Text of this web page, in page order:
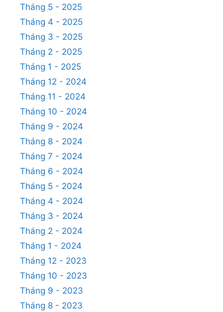
Tháng 5 - 2025
Tháng 4 - 2025
Tháng 3 - 2025
Tháng 2 - 2025
Tháng 1 - 2025
Tháng 12 - 2024
Tháng 11 - 2024
Tháng 10 - 2024
Tháng 9 - 2024
Tháng 8 - 2024
Tháng 7 - 2024
Tháng 6 - 2024
Tháng 5 - 2024
Tháng 4 - 2024
Tháng 3 - 2024
Tháng 2 - 2024
Tháng 1 - 2024
Tháng 12 - 2023
Tháng 10 - 2023
Tháng 9 - 2023
Tháng 8 - 2023